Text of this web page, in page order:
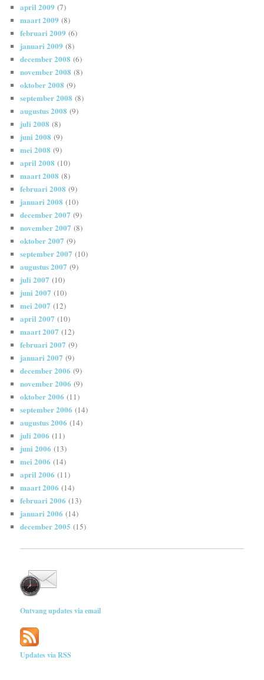
april 2009 (7)
maart 2009 (8)
februari 2009 (6)
januari 2009 (8)
december 2008 (6)
november 2008 (8)
oktober 2008 (9)
september 2008 (8)
augustus 2008 (9)
juli 2008 (8)
juni 2008 (9)
mei 2008 (9)
april 2008 (10)
maart 2008 (8)
februari 2008 (9)
januari 2008 (10)
december 2007 (9)
november 2007 (8)
oktober 2007 (9)
september 2007 (10)
augustus 2007 (9)
juli 2007 (10)
juni 2007 (10)
mei 2007 (12)
april 2007 (10)
maart 2007 (12)
februari 2007 (9)
januari 2007 (9)
december 2006 (9)
november 2006 (9)
oktober 2006 (11)
september 2006 (14)
augustus 2006 (14)
juli 2006 (11)
juni 2006 (13)
mei 2006 (14)
april 2006 (11)
maart 2006 (14)
februari 2006 (13)
januari 2006 (14)
december 2005 (15)
Ontvang updates via email
Updates via RSS